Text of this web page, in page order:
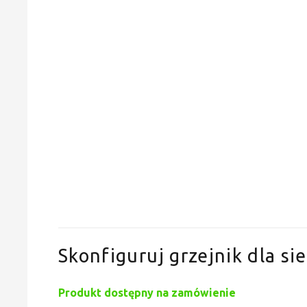
Skonfiguruj grzejnik dla
Produkt dostępny na zamówienie